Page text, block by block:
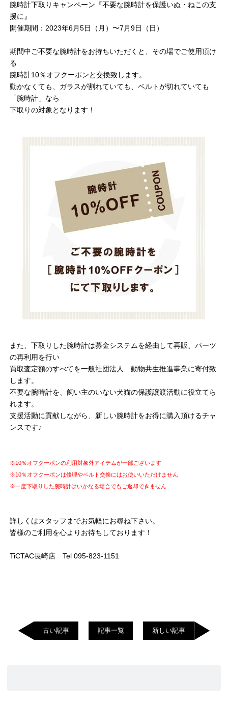
腕時計下取りキャンペーン『不要な腕時計を保護いぬ・ねこの支
援に』
開催期間：2023年6月5日（月）〜7月9日（日）
期間中ご不要な腕時計をお持ちいただくと、その場でご使用頂け
る
腕時計10％オフクーポンと交換致します。
動かなくても、ガラスが割れていても、ベルトが切れていても
「腕時計」なら
下取りの対象となります！
また、下取りした腕時計は募金システムを経由して再販、パーツ
の再利用を行い
買取査定額のすべてを一般社団法人 動物共生推進事業に寄付致
します。
不要な腕時計を、飼い主のいない犬猫の保護譲渡活動に役立てら
れます。
支援活動に貢献しながら、新しい腕時計をお得に購入頂けるチャ
ンスです♪
※10％オフクーポンの利用対象外アイテムが一部ございます
※10％オフクーポンは修理やベルト交換にはお使いいただけません
※一度下取りした腕時計はいかなる場合でもご返却できません
詳しくはスタッフまでお気軽にお尋ね下さい。
皆様のご利用を心よりお待ちしております！
TiCTAC長崎店 Tel 095-823-1151
古い記事 記事一覧 新しい記事